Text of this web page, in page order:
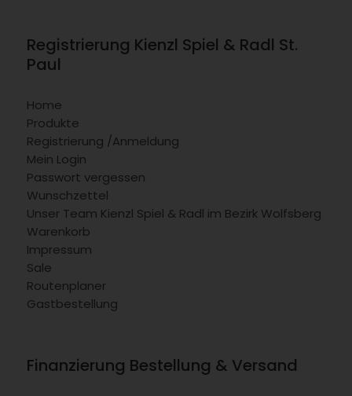
Registrierung Kienzl Spiel & Radl St.
Paul
Home
Produkte
Registrierung /Anmeldung
Mein Login
Passwort vergessen
Wunschzettel
Unser Team Kienzl Spiel & Radl im Bezirk Wolfsberg
Warenkorb
Impressum
Sale
Routenplaner
Gastbestellung
Finanzierung Bestellung & Versand